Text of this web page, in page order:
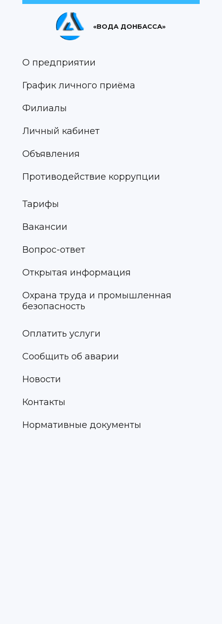
«ВОДА ДОНБАССА»
О предприятии
График личного приёма
Филиалы
Личный кабинет
Объявления
Противодействие коррупции
Тарифы
Вакансии
Вопрос-ответ
Открытая информация
Охрана труда и промышленная
безопасность
Оплатить услуги
Сообщить об аварии
Новости
Контакты
Нормативные документы